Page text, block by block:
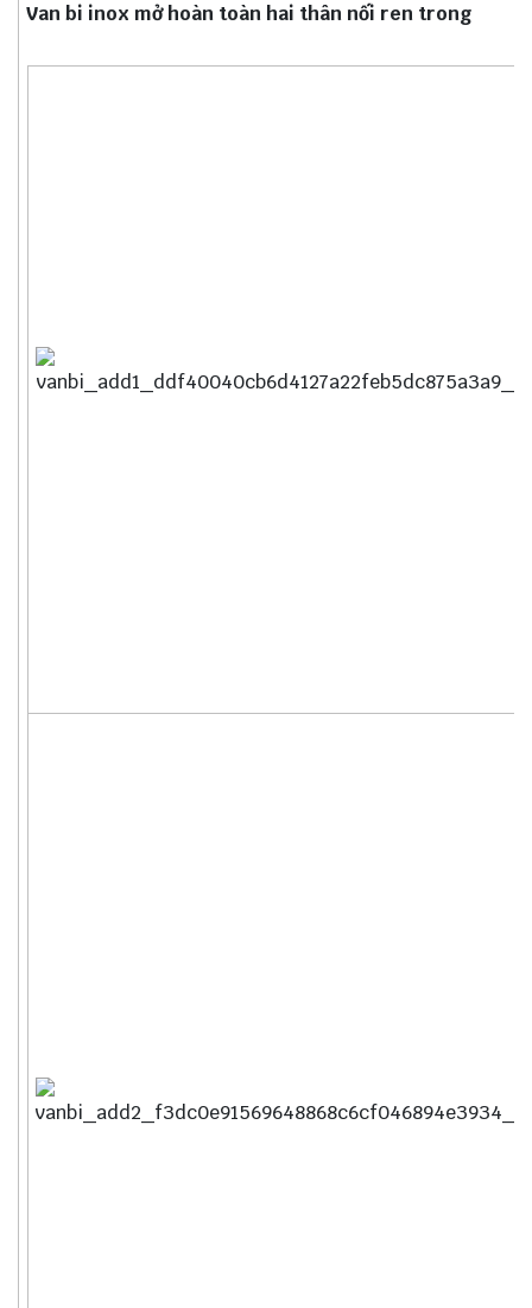
Van bi inox mở hoàn toàn hai thân nối ren trong